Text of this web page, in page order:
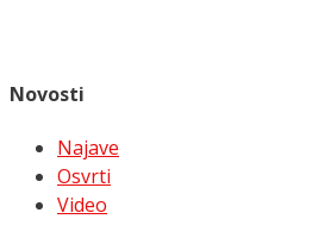
Novosti
Najave
Osvrti
Video